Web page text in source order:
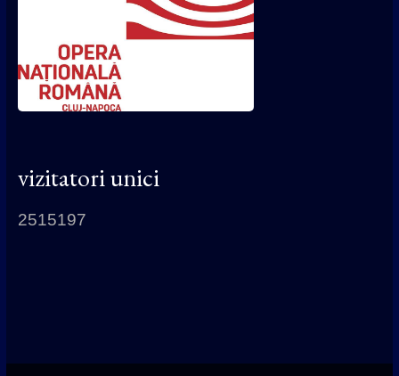
vizitatori unici
2515197